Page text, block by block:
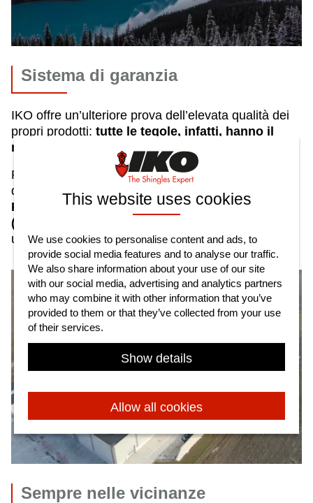
This website uses cookies
We use cookies to personalise content and ads, to
provide social media features and to analyse our traffic.
We also share information about your use of our site
with our social media, advertising and analytics partners
who may combine it with other information that you’ve
provided to them or that they’ve collected from your use
of their services.
Show details
Allow all cookies
Sistema di garanzia
IKO offre un’ulteriore prova dell’elevata qualità dei
propri prodotti: tutte le tegole, infatti, hanno il
marchio CE
Proprio la qualità elevata delle tegole ha consentito
di sviluppare un
esclusivo sistema di garanzia
Platinum® che copre i costi globali
(installazione, trasporti, ...) dei prodotti
un valore discendente.
Sempre nelle vicinanze